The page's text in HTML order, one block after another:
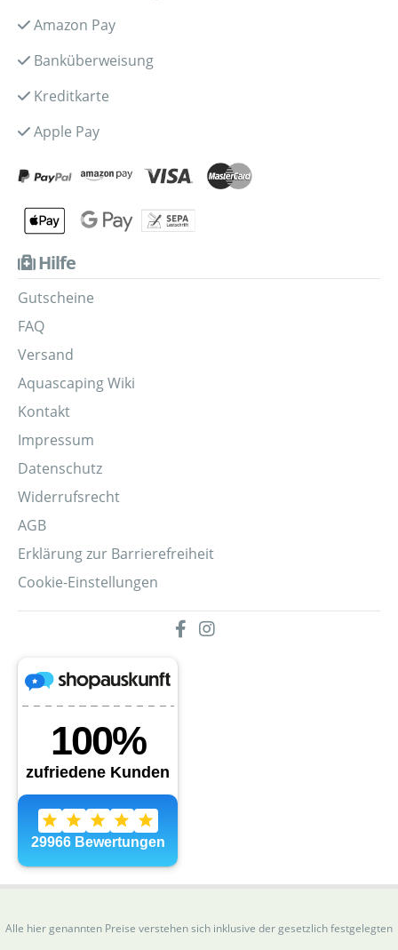
Amazon Pay
Banküberweisung
Kreditkarte
Apple Pay
Hilfe
Gutscheine
FAQ
Versand
Aquascaping Wiki
Kontakt
Impressum
Datenschutz
Widerrufsrecht
AGB
Erklärung zur Barrierefreiheit
Cookie-Einstellungen
Alle hier genannten Preise verstehen sich inklusive der gesetzlich festgelegten